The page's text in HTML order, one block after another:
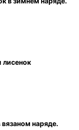
лисенок
наряде.